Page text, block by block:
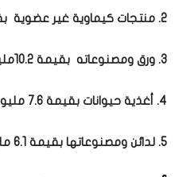
2. منتجات كيماوية غير عضوية بقيمة 15مليون دولار.
3. ورق ومصنوعاته بقيمة 10.2مليون دولار.
4. أغذية حيوانات بقيمة 7.6 مليون دولار.
5. لدائن ومصنوعاتها بقيمة 6.1 مليون دولار.